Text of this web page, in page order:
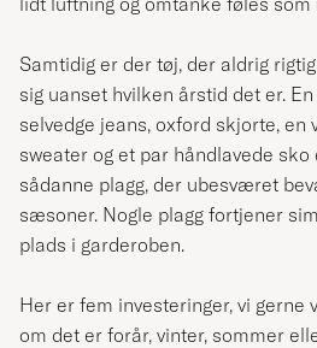
Samtidig er der tøj, der aldrig
sig uanset hvilken årstid det er.
selvedge jeans, oxford skjorte, en
sweater og et par håndlavede
sådanne plagg, der ubesværet
sæsoner. Nogle plagg fortjener
plads i garderoben.
Her er fem investeringer, vi gerne
om det er forår, vinter, sommer